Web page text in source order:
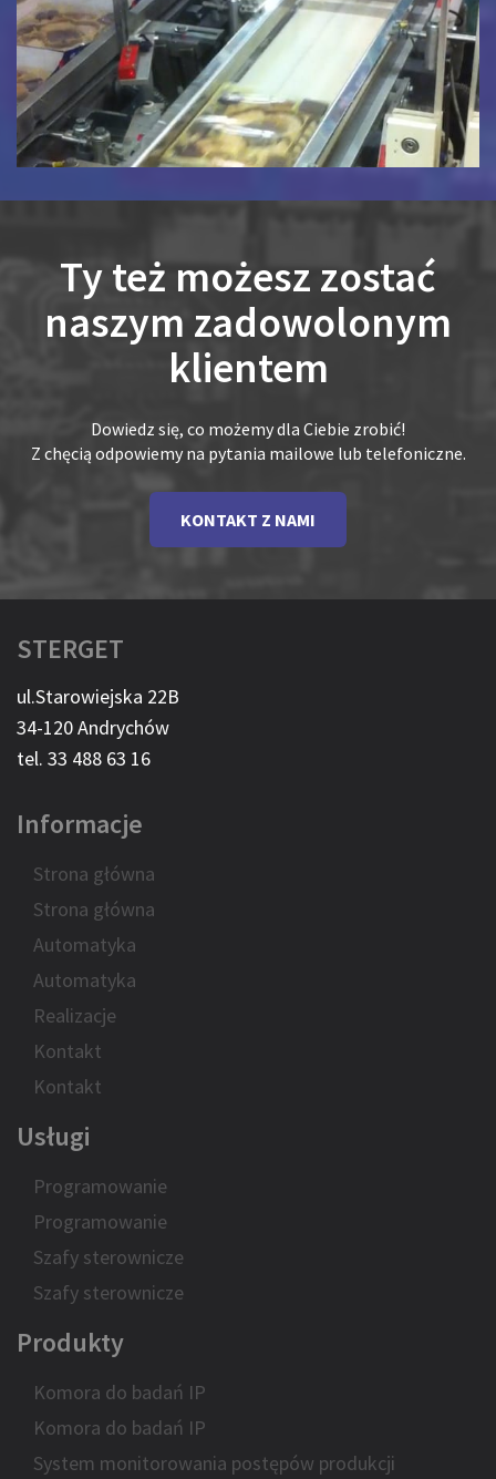
Ty też możesz zostać
naszym zadowolonym
klientem
Dowiedz się, co możemy dla Ciebie zrobić!
Z chęcią odpowiemy na pytania mailowe lub telefoniczne.
KONTAKT Z NAMI
STERGET
ul.Starowiejska 22B
34-120 Andrychów
tel. 33 488 63 16
Informacje
Strona główna
Strona główna
Automatyka
Automatyka
Realizacje
Kontakt
Kontakt
Usługi
Programowanie
Programowanie
Szafy sterownicze
Szafy sterownicze
Produkty
Komora do badań IP
Komora do badań IP
System monitorowania postępów produkcji